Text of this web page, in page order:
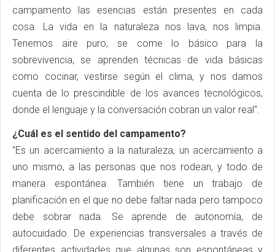
campamento las esencias están presentes en cada
cosa. La vida en la naturaleza nos lava, nos limpia.
Tenemos aire puro, se come lo básico para la
sobrevivencia, se aprenden técnicas de vida básicas
como cocinar, vestirse según el clima, y nos damos
cuenta de lo prescindible de los avances tecnológicos,
donde el lenguaje y la conversación cobran un valor real".
¿Cuál es el sentido del campamento?
"Es un acercamiento a la naturaleza, un acercamiento a
uno mismo, a las personas que nos rodean, y todo de
manera espontánea. También tiene un trabajo de
planificación en el que no debe faltar nada pero tampoco
debe sobrar nada. Se aprende de autonomía, de
autocuidado. De experiencias transversales a través de
diferentes actividades que algunas son espontáneas y